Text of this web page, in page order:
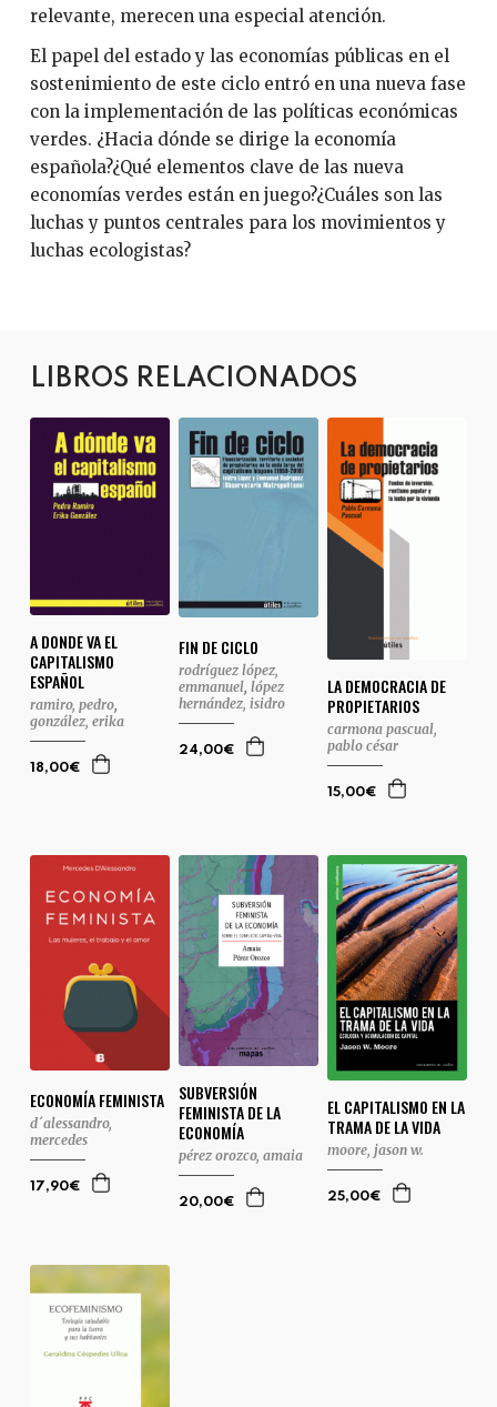
relevante, merecen una especial atención.
El papel del estado y las economías públicas en el
sostenimiento de este ciclo entró en una nueva fase
con la implementación de las políticas económicas
verdes. ¿Hacia dónde se dirige la economía
española?¿Qué elementos clave de las nueva
economías verdes están en juego?¿Cuáles son las
luchas y puntos centrales para los movimientos y
luchas ecologistas?
LIBROS RELACIONADOS
A DONDE VA EL
CAPITALISMO
ESPAÑOL
ramiro, pedro,
gonzález, erika
18,00€
FIN DE CICLO
rodríguez lópez,
emmanuel, lópez
hernández, isidro
24,00€
LA DEMOCRACIA DE
PROPIETARIOS
carmona pascual,
pablo césar
15,00€
ECONOMÍA FEMINISTA
d´alessandro,
mercedes
17,90€
SUBVERSIÓN
FEMINISTA DE LA
ECONOMÍA
pérez orozco, amaia
20,00€
EL CAPITALISMO EN LA
TRAMA DE LA VIDA
moore, jason w.
25,00€